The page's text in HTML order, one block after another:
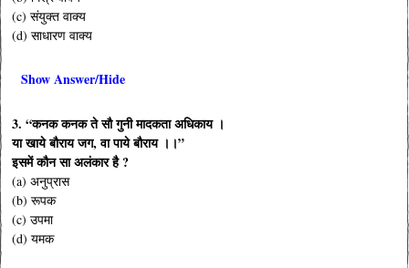
(c) संयुक्त वाक्य
(d) साधारण वाक्य
Show Answer/Hide
3. “कनक कनक ते सौ गुनी मादकता अधिकाय ।
या खाये बौराय जग, वा पाये बौराय ।।”
इसमें कौन सा अलंकार है ?
(a) अनुप्रास
(b) रूपक
(c) उपमा
(d) यमक